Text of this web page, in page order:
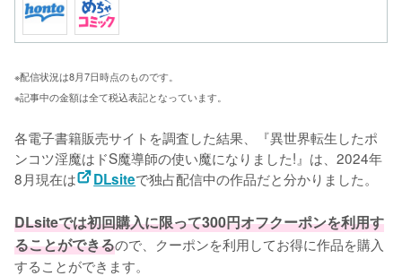
※配信状況は8月7日時点のものです。
※記事中の金額は全て税込表記となっています。
各電子書籍販売サイトを調査した結果、『異世界転生したポ
ンコツ淫魔はドS魔導師の使い魔になりました!』は、2024年
8月現在は
DLsiteで独占配信中の作品だと分かりました。
DLsiteでは初回購入に限って300円オフクーポンを利用す
ることができるので、クーポンを利用してお得に作品を購入
することができます。